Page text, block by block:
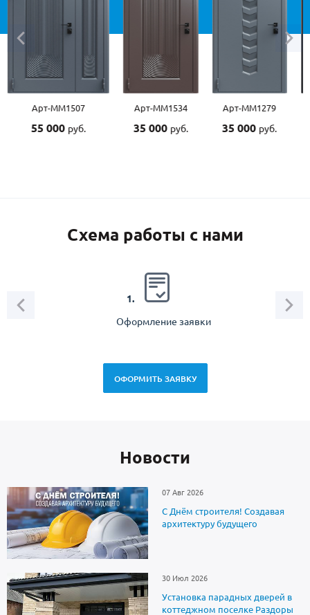
Арт-ММ1507
55 000 руб.
Арт-ММ1534
35 000 руб.
Арт-ММ1279
35 000 руб.
Схема работы с нами
1.
Оформление заявки
ОФОРМИТЬ ЗАЯВКУ
Новоcти
07 Авг 2026
С Днём строителя! Создавая
архитектуру будущего
30 Июл 2026
Установка парадных дверей в
коттеджном поселке Раздоры